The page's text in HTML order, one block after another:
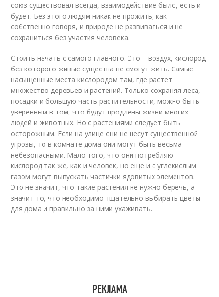
союз существовал всегда, взаимодействие было, есть и
будет. Без этого людям никак не прожить, как
собственно говоря, и природе не развиваться и не
сохраниться без участия человека.
Стоить начать с самого главного. Это – воздух, кислород
без которого живые существа не смогут жить. Самые
насыщенные места кислородом там, где растет
множество деревьев и растений. Только сохраняя леса,
посадки и большую часть растительности, можно быть
уверенным в том, что будут продлены жизни многих
людей и животных. Но с растениями следует быть
осторожным. Если на улице они не несут существенной
угрозы, то в комнате дома они могут быть весьма
небезопасными. Мало того, что они потребляют
кислород так же, как и человек, но еще и с углекислым
газом могут выпускать частички ядовитых элементов.
Это не значит, что такие растения не нужно беречь, а
значит то, что необходимо тщательно выбирать цветы
для дома и правильно за ними ухаживать.